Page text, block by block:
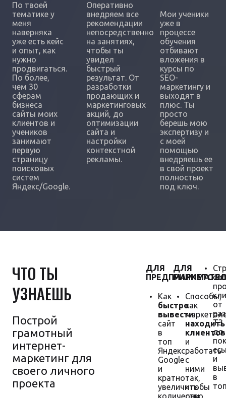
По твоей
тематике у
меня
наверняка
уже есть кейс
и опыт, как
нужно
продвигаться.
По более,
чем 30
сферам
бизнеса
сайты моих
клиентов и
учеников
занимают
первую
страницу
поисковых
систем
Яндекс/Google.
Оперативно
внедряем все
рекомендации
непосредственно
на занятиях,
чтобы ты
увидел
быстрый
результат. От
разработки
продающих и
маркетинговых
акций, до
оптимизации
сайта и
настройки
контекстной
рекламы.
Мои ученики
уже в
процессе
обучения
отбивают
вложения в
курсы по
SEO-
маркетингу и
выходят в
плюс. Ты
просто
берешь мою
экспертизу и
с моей
помощью
внедряешь ее
в свой проект
полностью
под ключ.
ЧТО ТЫ
УЗНАЕШЬ
Построй
грамотный
интернет-
маркетинг для
своего личного
проекта
ДЛЯ
Как
быстро
вывести
сайт
в
топ
Яндекс,
Google
и
кратно
увеличить
количество
ДЛЯ
Способы,
как
находить
клиентов
и
работать
с
ними
так,
чтобы
они
от
ТЗ
до
и
в